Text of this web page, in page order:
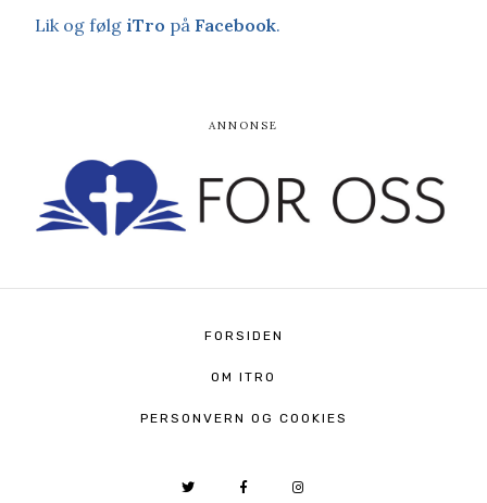
Lik og følg iTro på Facebook.
FORSIDEN
OM ITRO
PERSONVERN OG COOKIES